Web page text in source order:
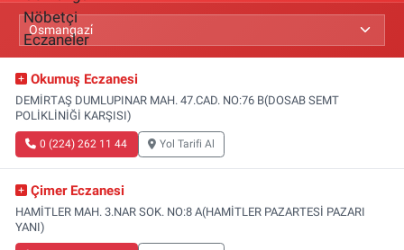
Okumuş Eczanesi
DEMİRTAŞ DUMLUPINAR MAH. 47.CAD. NO:76 B(DOSAB SEMT
POLİKLİNİĞİ KARŞISI)
0 (224) 262 11 44 Yol Tarifi Al
Çimer Eczanesi
HAMİTLER MAH. 3.NAR SOK. NO:8 A(HAMİTLER PAZARTESİ PAZARI
YANI)